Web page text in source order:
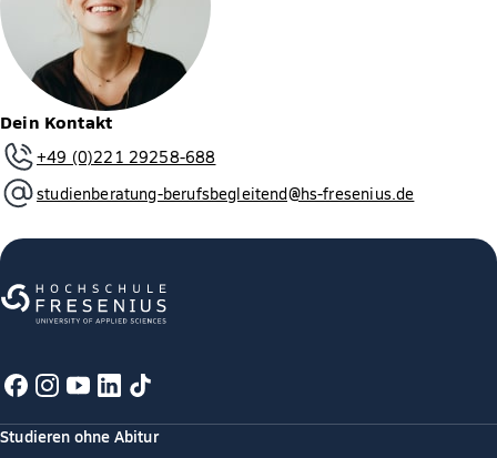
Dein Kontakt
+49 (0)221 29258-688
studienberatung-berufsbegleitend@hs-fresenius.de
Studieren ohne Abitur